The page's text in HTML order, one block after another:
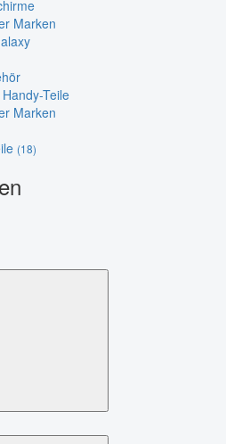
Marken
Teile
Marken
(18)